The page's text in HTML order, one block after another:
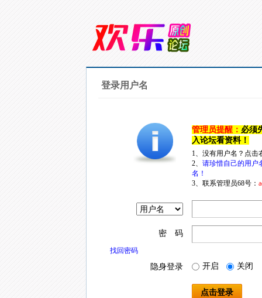
登录用户名
管理员提醒： 必须
入论坛看资料！
1、没有用户名？点
2、 请珍惜自己的用户
名！
3、联系管理员68号：
密 码
找回密码
隐身登录 开启 关闭
点击登录